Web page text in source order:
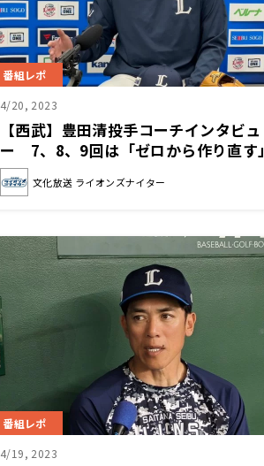
番組レポ
4/20, 2023
【西武】豊田清投手コーチインタビュ
ー 7、8、9回は「ゼロから作り直す」
文化放送 ライオンズナイター
番組レポ
4/19, 2023